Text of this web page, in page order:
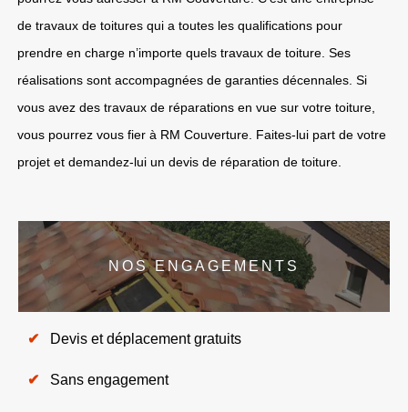
de travaux de toitures qui a toutes les qualifications pour
prendre en charge n’importe quels travaux de toiture. Ses
réalisations sont accompagnées de garanties décennales. Si
vous avez des travaux de réparations en vue sur votre toiture,
vous pourrez vous fier à RM Couverture. Faites-lui part de votre
projet et demandez-lui un devis de réparation de toiture.
NOS ENGAGEMENTS
Devis et déplacement gratuits
Sans engagement